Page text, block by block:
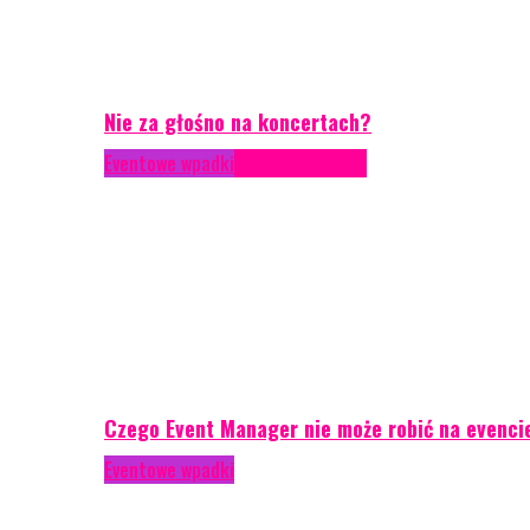
Nie za głośno na koncertach?
Eventowe wpadki
Czego Event Manager nie może robić na
Eventowe wpadki